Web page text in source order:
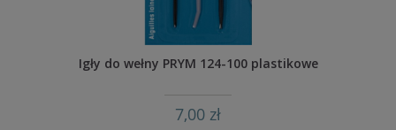
Igły do wełny PRYM 124-100 plastikowe
7,00 zł